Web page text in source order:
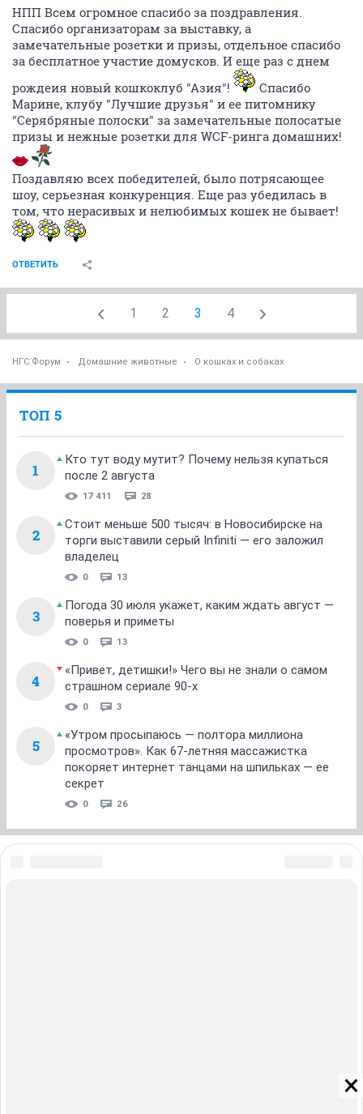
НПП Всем огромное спасибо за поздравления.
Спасибо организаторам за выставку, а
замечательные розетки и призы, отдельное спасибо
за бесплатное участие домусков. И еще раз с днем
рождеия новый кошкоклуб "Азия"!
Спасибо
Марине, клубу "Лучшие друзья" и ее питомнику
"Серябряные полоски" за замечательные полосатые
призы и нежные розетки для WCF-ринга домашних!
Поздавляю всех победителей, было потрясающее
шоу, серьезная конкуренция. Еще раз убедилась в
том, что нерасивых и нелюбимых кошек не бывает!
ОТВЕТИТЬ
1 2 3 4
НГС.Форум Домашние животные О кошках и собаках
ТОП 5
1
Кто тут воду мутит? Почему нельзя купаться
после 2 августа
17 411 28
2
Стоит меньше 500 тысяч: в Новосибирске на
торги выставили серый Infiniti — его заложил
владелец
0 13
3
Погода 30 июля укажет, каким ждать август —
поверья и приметы
0 13
4
«Привет, детишки!» Чего вы не знали о самом
страшном сериале 90-х
0 3
5
«Утром просыпаюсь — полтора миллиона
просмотров». Как 67-летняя массажистка
покоряет интернет танцами на шпильках — ее
секрет
0 26